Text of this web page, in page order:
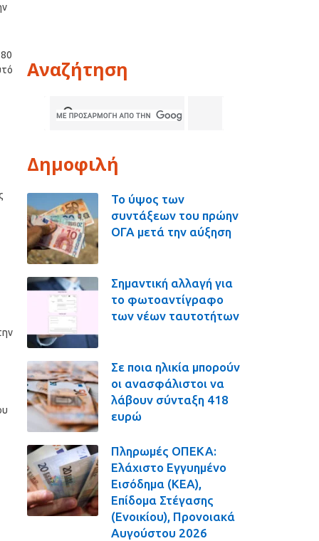
Αναζήτηση
Δημοφιλή
Το ύψος των
συντάξεων του πρώην
ΟΓΑ μετά την αύξηση
Σημαντική αλλαγή για
το φωτοαντίγραφο
των νέων ταυτοτήτων
Σε ποια ηλικία μπορούν
οι ανασφάλιστοι να
λάβουν σύνταξη 418
ευρώ
Πληρωμές ΟΠΕΚΑ:
Ελάχιστο Εγγυημένο
Εισόδημα (ΚΕΑ),
Επίδομα Στέγασης
(Ενοικίου), Προνοιακά
Αυγούστου 2026